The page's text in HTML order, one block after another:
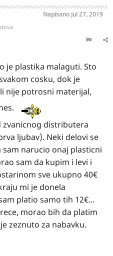
Napisano Jul 27, 2019
je plastika malaguti. Sto
cosku, dok je
nije potrosni materijal,
zvanicnog distributera
ljubav). Neki delovi se
sam narucio onaj plasticni
sam da kupim i levi i
sve ukupno 40€
mi je donela
platio samo tih 12€...
morao bih da platim
zeznuto za nabavku.